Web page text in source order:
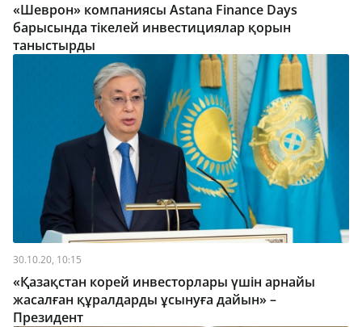
«Шеврон» компаниясы Astana Finance Days
барысында тікелей инвестициялар қорын
таныстырды
30.10.20, 10:15
«Қазақстан корей инвесторлары үшін арнайы
жасалған құралдарды ұсынуға дайын» –
Президент